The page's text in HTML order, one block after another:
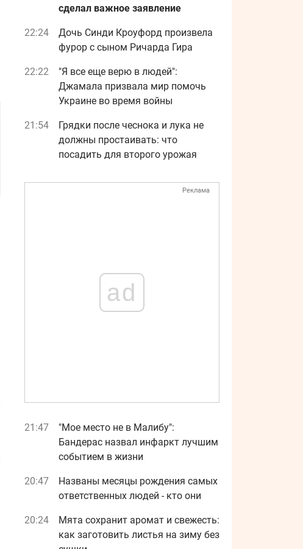
сделал важное заявление
22:24
Дочь Синди Кроуфорд произвела
фурор с сыном Ричарда Гира
22:22
"Я все еще верю в людей":
Джамала призвала мир помочь
Украине во время войны
21:54
Грядки после чеснока и лука не
должны простаивать: что
посадить для второго урожая
Реклама
ad
21:47
"Мое место не в Малибу":
Бандерас назвал инфаркт лучшим
событием в жизни
20:47
Названы месяцы рождения самых
ответственных людей - кто они
20:24
Мята сохранит аромат и свежесть:
как заготовить листья на зиму без